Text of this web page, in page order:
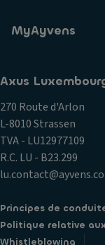
MyAyvens
Axus
270 Route d'Arlon
L-8010 Strassen
TVA - LU12977109
R.C. LU - B23.299
Principes de
Politique relative
Whistleblowing